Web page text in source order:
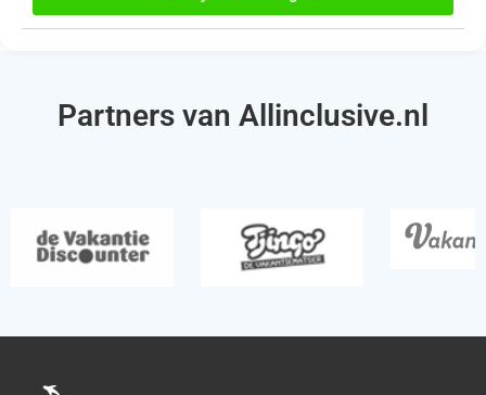
Partners van Allinclusive.nl